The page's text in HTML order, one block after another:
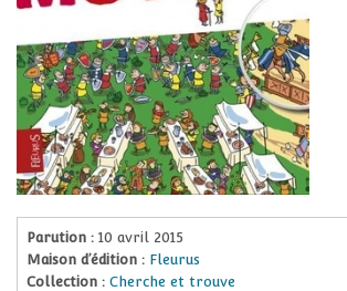
Parution : 10 avril 2015
Maison d’édition : Fleurus
Collection : Cherche et trouve